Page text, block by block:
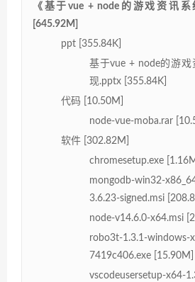
《基于vue + node的游戏资讯
[645.92M]
ppt [355.84K]
基于vue + node的游
现.pptx [355.84K]
代码 [10.50M]
node-vue-moba.rar
软件 [302.82M]
chromesetup.exe
mongodb-win32-
3.6.23-signed.msi
node-v14.6.0-x64.msi
robo3t-1.3.1-windows-
7419c406.exe [15.90M]
vscodeusersetup-x64-